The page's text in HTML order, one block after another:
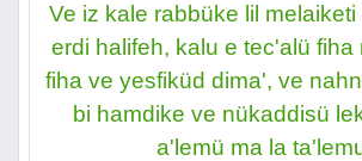
Ve iz kale rabbüke lil melaiketi
erdi halifeh, kalu e tec'alü fiha
fiha ve yesfiküd dima', ve
bi hamdike ve nükaddisü
a'lemü ma la